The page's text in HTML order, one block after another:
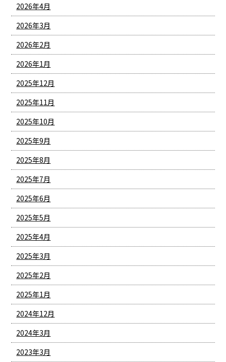
2026年4月
2026年3月
2026年2月
2026年1月
2025年12月
2025年11月
2025年10月
2025年9月
2025年8月
2025年7月
2025年6月
2025年5月
2025年4月
2025年3月
2025年2月
2025年1月
2024年12月
2024年3月
2023年3月